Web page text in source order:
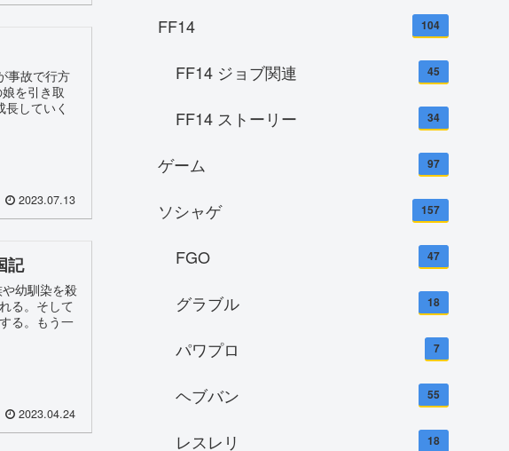
事故で行方
を引き取
していく
2023.07.13
記
幼馴染を殺
る。そして
る。もう一
2023.04.24
FF14 104
FF14 ジョブ関連 45
FF14 ストーリー 34
ゲーム 97
ソシャゲ 157
FGO 47
グラブル 18
パワプロ 7
ヘブバン 55
レスレリ 18